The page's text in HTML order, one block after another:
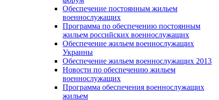
Обеспечение постоянным жильем
военнослужащих
Программа по обеспечению постоянным
жильем российских военнослужащих
Обеспечение жильем военнослужащих
Украины
Обеспечение жильем военнослужащих 2013
Новости по обеспечению жильем
военнослужащих
Программа обеспечения военнослужащих
жильем